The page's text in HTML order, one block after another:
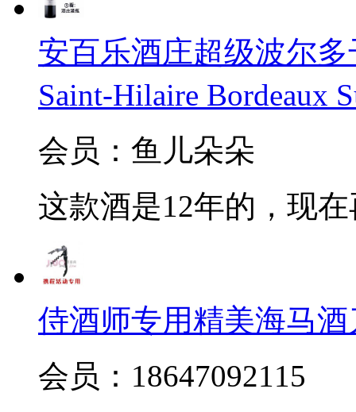
安百乐酒庄超级波尔多
Saint-Hilaire Bordeaux
会员：鱼儿朵朵
这款酒是12年的，现
侍酒师专用精美海马
会员：18647092115